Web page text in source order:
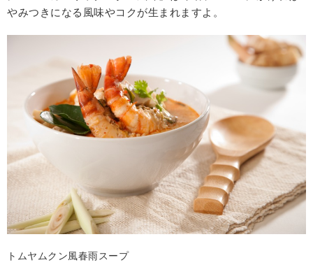
やみつきになる風味やコクが生まれますよ。
トムヤムクン風春雨スープ